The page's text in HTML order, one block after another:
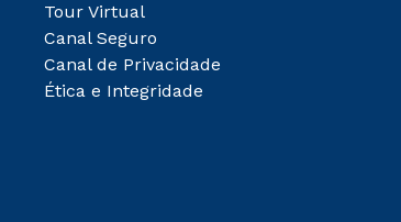
Tour Virtual
Canal Seguro
Canal de Privacidade
Ética e Integridade